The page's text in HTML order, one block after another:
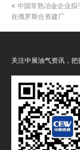
previous
post:
中国常熟冶金企业拟
在俄罗斯合资建厂
关注中展油气资讯，